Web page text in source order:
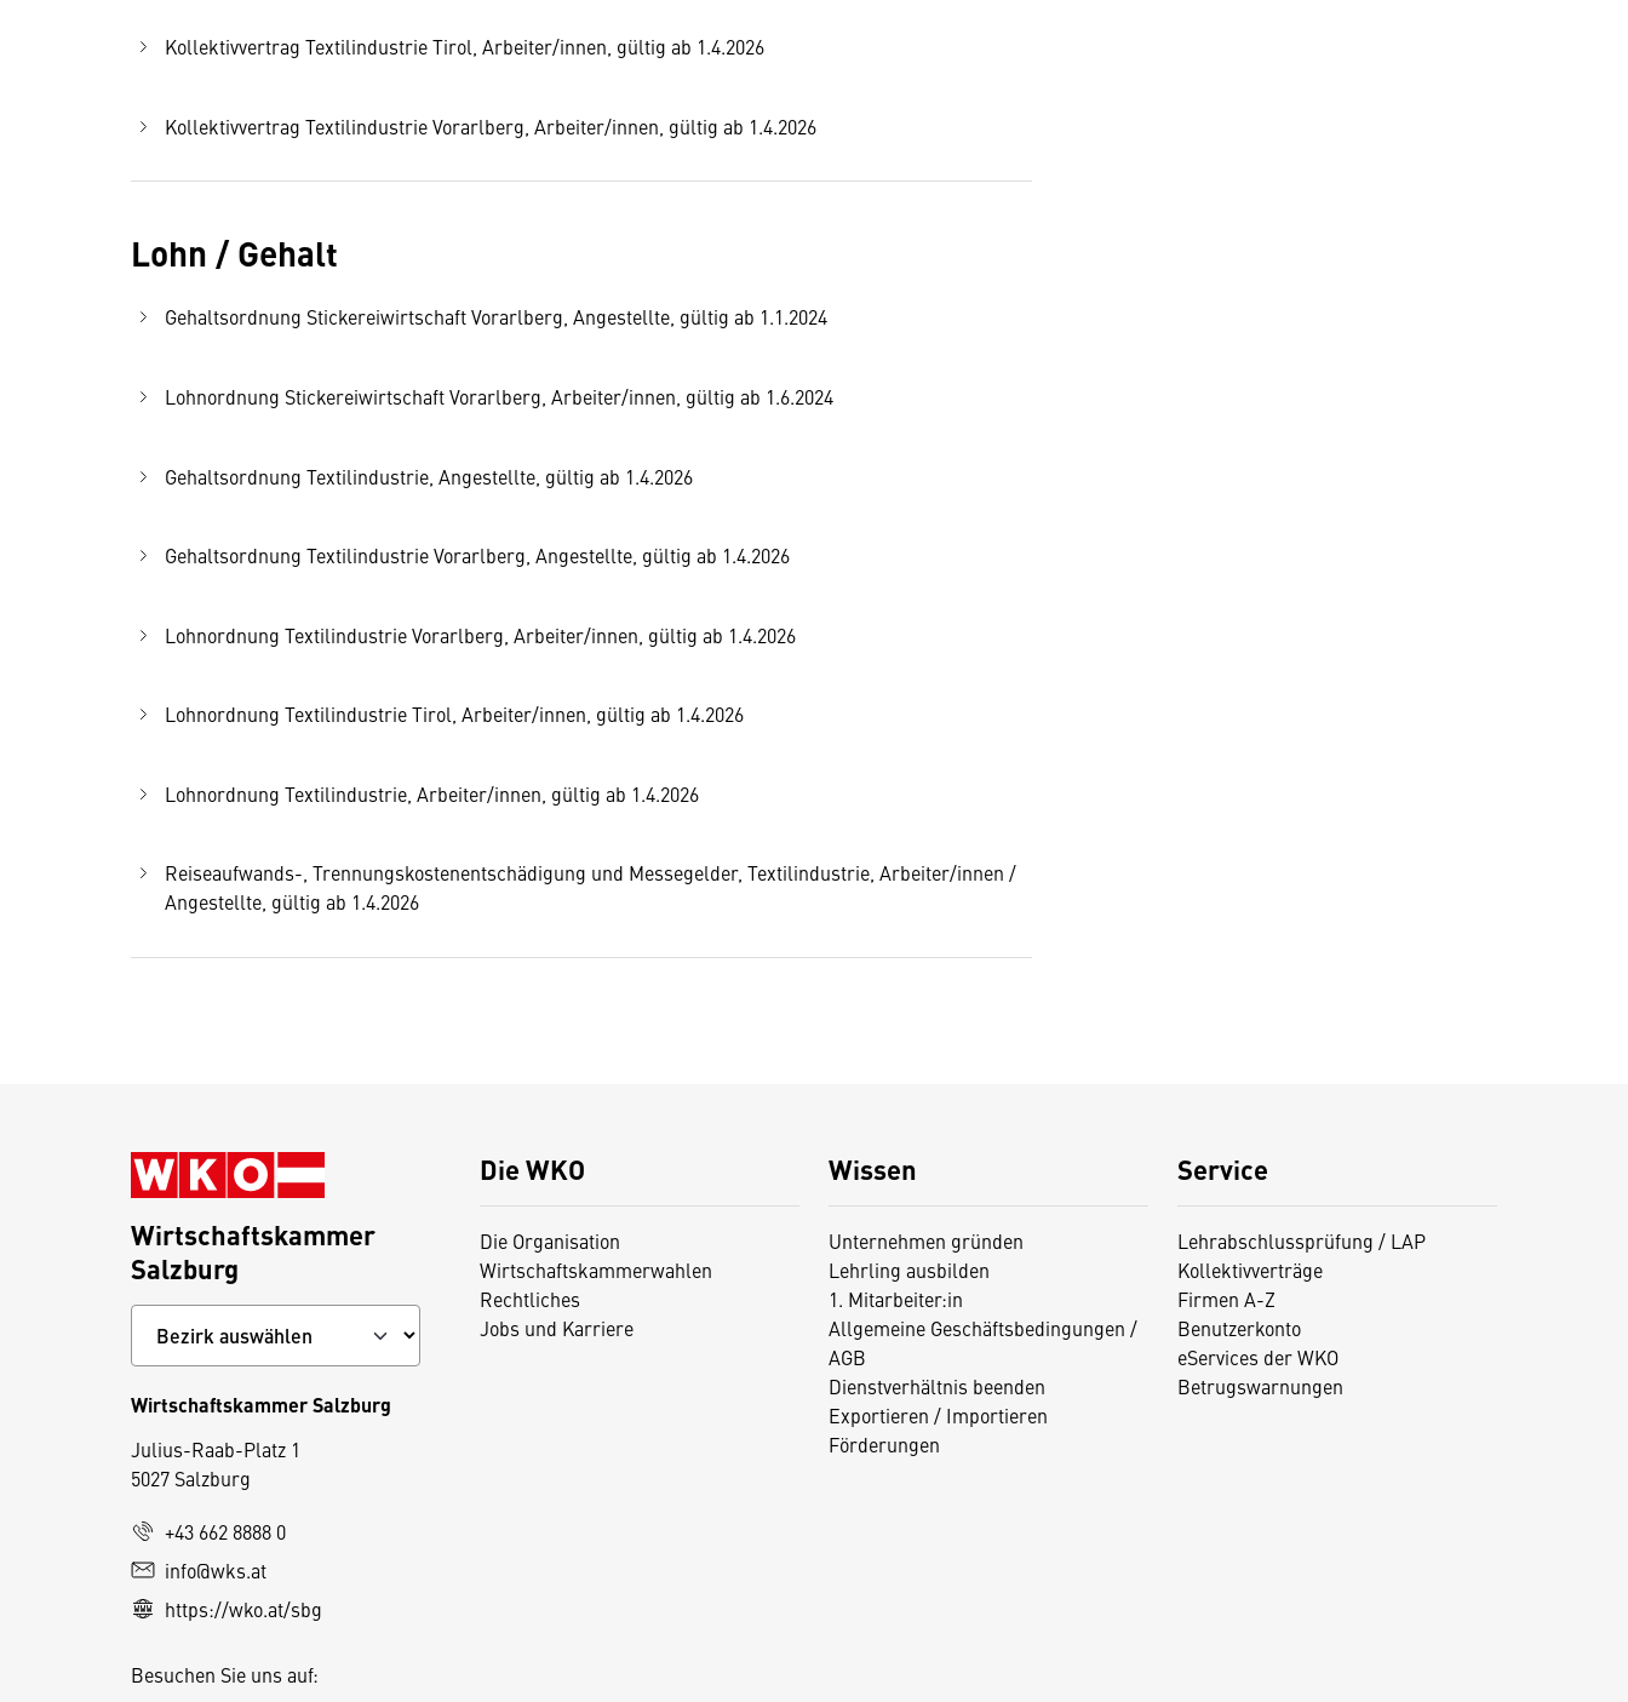
Kollektivvertrag Textilindustrie Tirol, Arbeiter/innen, gültig ab 1.4.2026
Kollektivvertrag Textilindustrie Vorarlberg, Arbeiter/innen, gültig ab 1.4.2026
Lohn / Gehalt
Gehaltsordnung Stickereiwirtschaft Vorarlberg, Angestellte, gültig ab 1.1.2024
Lohnordnung Stickereiwirtschaft Vorarlberg, Arbeiter/innen, gültig ab 1.6.2024
Gehaltsordnung Textilindustrie, Angestellte, gültig ab 1.4.2026
Gehaltsordnung Textilindustrie Vorarlberg, Angestellte, gültig ab 1.4.2026
Lohnordnung Textilindustrie Vorarlberg, Arbeiter/innen, gültig ab 1.4.2026
Lohnordnung Textilindustrie Tirol, Arbeiter/innen, gültig ab 1.4.2026
Lohnordnung Textilindustrie, Arbeiter/innen, gültig ab 1.4.2026
Reiseaufwands-, Trennungskostenentschädigung und Messegelder, Textilindustrie, Arbeiter/innen /
Angestellte, gültig ab 1.4.2026
Die WKO
Die Organisation
Wirtschaftskammerwahlen
Rechtliches
Jobs und Karriere
Wissen
Unternehmen gründen
Lehrling ausbilden
1. Mitarbeiter:in
Allgemeine Geschäftsbedingungen /
AGB
Dienstverhältnis beenden
Exportieren / Importieren
Förderungen
Service
Lehrabschlussprüfung / LAP
Kollektivverträge
Firmen A-Z
Benutzerkonto
eServices der WKO
Betrugswarnungen
Wirtschaftskammer
Salzburg
Wirtschaftskammer Salzburg
Julius-Raab-Platz 1
5027 Salzburg
+43 662 8888 0
info@wks.at
https://wko.at/sbg
Besuchen Sie uns auf: